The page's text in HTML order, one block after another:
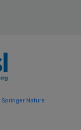
Springer Nature